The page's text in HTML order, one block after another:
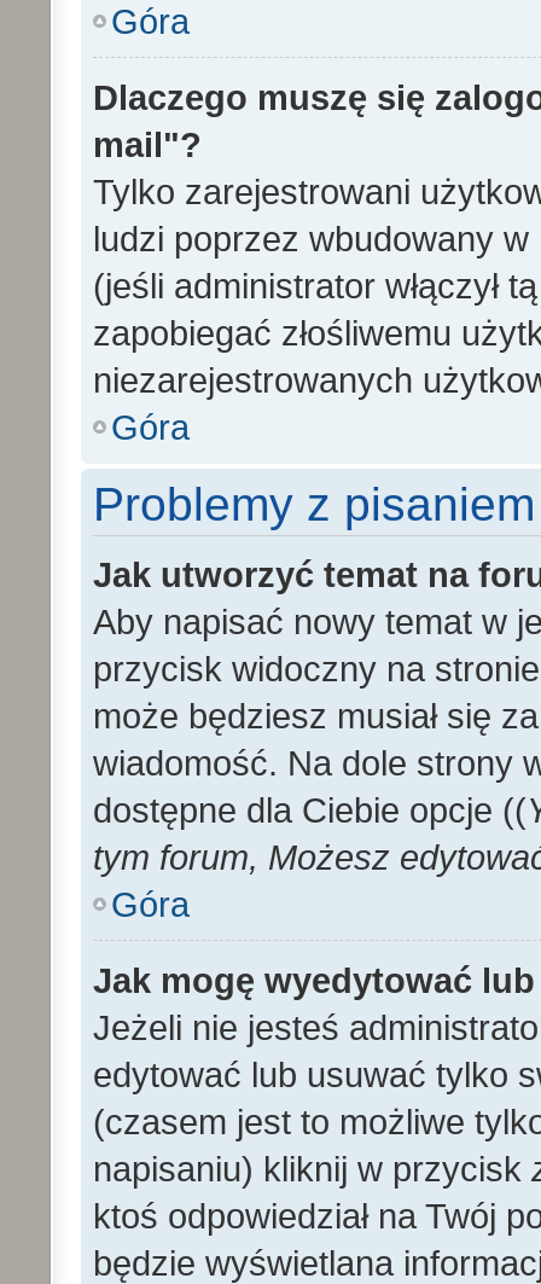
Góra
Dlaczego muszę się
mail"?
Tylko zarejestrowani
ludzi poprzez wbudowany
(jeśli administrator włączył
zapobiegać złośliwemu
niezarejestrowanych
Góra
Problemy z pisaniem
Jak utworzyć temat na
Aby napisać nowy temat w
przycisk widoczny na
może będziesz musiał się
wiadomość. Na dole strony
dostępne dla Ciebie opcje ((
tym forum, Możesz
Góra
Jak mogę wyedytować
Jeżeli nie jesteś
edytować lub usuwać tylko
(czasem jest to możliwe
napisaniu) kliknij w przycisk
ktoś odpowiedział na Twój
będzie wyświetlana